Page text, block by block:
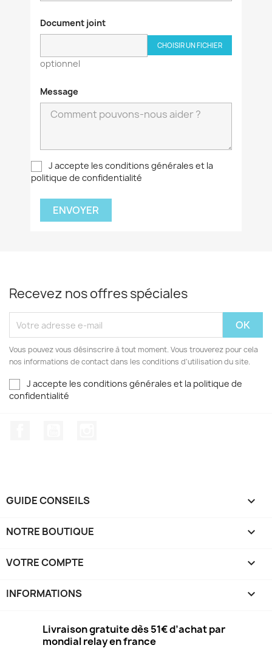
Document joint
CHOISIR UN FICHIER
optionnel
Message
J accepte les conditions générales et la
politique de confidentialité
Recevez nos offres spéciales
Vous pouvez vous désinscrire à tout moment. Vous trouverez pour cela
nos informations de contact dans les conditions d'utilisation du site.
J accepte les conditions générales et la politique de
confidentialité
GUIDE CONSEILS 
NOTRE BOUTIQUE 
VOTRE COMPTE 
INFORMATIONS keyboard_arrow_down
Livraison gratuite dès 51€ d’achat par
mondial relay en france